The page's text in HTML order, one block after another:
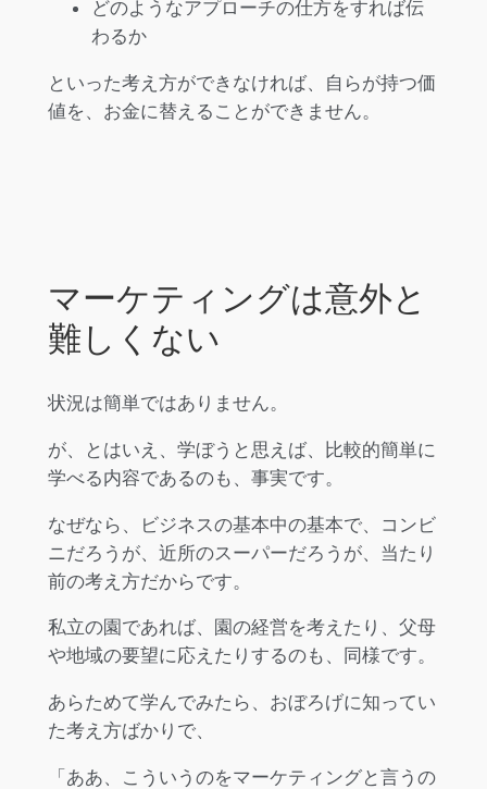
どのようなアプローチの仕方をすれば伝
わるか
といった考え方ができなければ、自らが持つ価
値を、お金に替えることができません。
マーケティングは意外と
難しくない
状況は簡単ではありません。
が、とはいえ、学ぼうと思えば、比較的簡単に
学べる内容であるのも、事実です。
なぜなら、ビジネスの基本中の基本で、コンビ
ニだろうが、近所のスーパーだろうが、当たり
前の考え方だからです。
私立の園であれば、園の経営を考えたり、父母
や地域の要望に応えたりするのも、同様です。
あらためて学んでみたら、おぼろげに知ってい
た考え方ばかりで、
「ああ、こういうのをマーケティングと言うの